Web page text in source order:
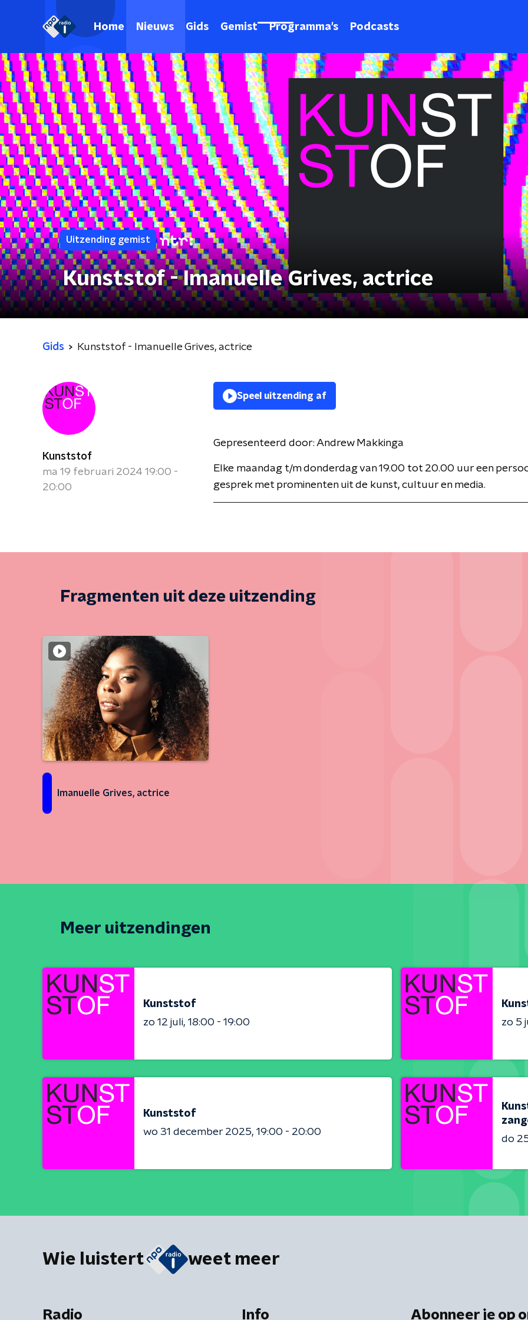
Home Nieuws Gids Gemist Programma's Podcasts
Uitzending gemist
Kunststof - Imanuelle Grives, actrice
Gids Kunststof - Imanuelle Grives, actrice
Kunststof
ma 19 februari 2024 19:00 -
20:00
Speel uitzending af
Gepresenteerd door: Andrew Makkinga
Elke maandag t/m donderdag van 19.00 tot 20.00 uur een
gesprek met prominenten uit de kunst, cultuur en media.
Fragmenten uit deze uitzending
Imanuelle Grives, actrice
Meer uitzendingen
Kunststof
zo 12 juli 18:00 - 19:00
zo 5
Kunststof
wo 31 december 2025 19:00 - 20:00
do
Wie luistert weet meer
Radio Info Abonneer je op